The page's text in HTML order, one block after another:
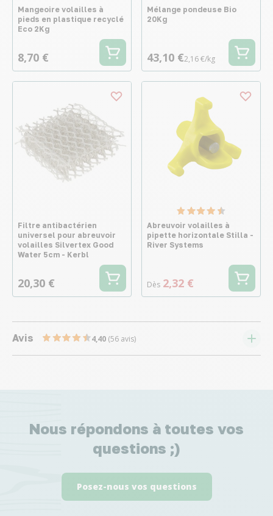
Mangeoire volailles à
pieds en plastique recyclé
Eco 2Kg
8,70 €
Mélange pondeuse Bio
20Kg
43,10 €2,16 €/kg
Filtre antibactérien
universel pour abreuvoir
volailles Silvertex Good
Water 5cm - Kerbl
20,30 €
Abreuvoir volailles à
pipette horizontale Stilla -
River Systems
Dès 2,32 €
Avis 4,40 (56 avis)
Nous répondons à toutes vos
questions ;)
Posez-nous vos questions